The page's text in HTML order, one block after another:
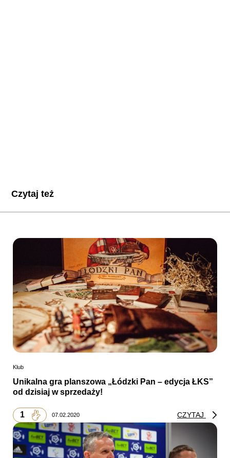
Czytaj też
Klub
Unikalna gra planszowa „Łódzki Pan – edycja ŁKS”
od dzisiaj w sprzedaży!
1 07.02.2020 CZYTAJ